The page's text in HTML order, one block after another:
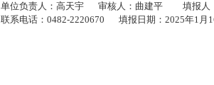
单位负责人： 高天宇 审核人： 曲建平
填报人
联系电话：0482-2220670
填报日期： 2025年1月